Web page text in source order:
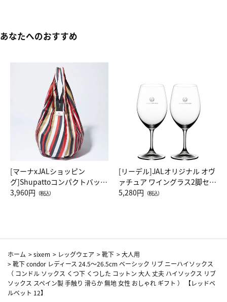
あなたへのおすすめ
[マーナxJALショッピン
グ]Shupattoコンパクトバッグ
Drop JAL客室乗務員（LC）ス
3,960円 （税込）
[リーデル]JALオリジナル オヴ
ァチュア ワイングラス2脚セッ
ト（レッドワイン）
5,280円 （税込）
ホーム >sixem > レッグウェア >靴下 >大人用
>靴下 condor レディース 24.5～26.5cm ベーシック リブ ニーハイソックス
（ コンドル ソックス くつ下 くつした コットン 大人 丈夫 ハイソックス リブ
ソックス スペイン製 手触り 滑らか 無地 女性 おしゃれ ギフト ） 【レッドベ
ルベット 12】